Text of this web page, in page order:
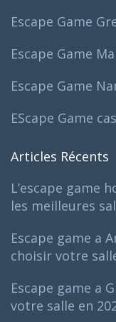
Escape Game
Escape Game
Escape Game
EScape Game
Articles Récents
L’escape game
les meilleures
Escape game a
choisir votre
Escape game a
votre salle en